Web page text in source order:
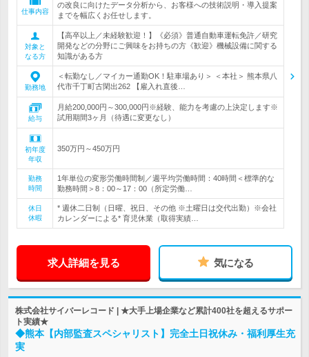
仕事内容
の改良に向けたデータ分析から、お客様への技術説明・導入提案
までを幅広くお任せします。
対象と
なる方
【高卒以上／未経験歓迎！】《必須》普通自動車運転免許／研究
開発などの分野にご興味をお持ちの方《歓迎》機械設備に関する
知識がある方
勤務地
＜転勤なし／マイカー通勤OK！駐車場あり＞ ＜本社＞ 熊本県八
代市千丁町古閑出262 【雇入れ直後…
給与
月給200,000円～300,000円※経験、能力を考慮の上決定します※
試用期間3ヶ月（待遇に変更なし）
初年度
年収
350万円～450万円
勤務
時間
1年単位の変形労働時間制／週平均労働時間：40時間＜標準的な
勤務時間＞8：00～17：00（所定労働…
休日
休暇
* 週休二日制（日曜、祝日、その他 ※土曜日は交代出勤）※会社
カレンダーによる* 育児休業（取得実績…
求人詳細を見る 気になる
株式会社サイバーレコード | ★大手上場企業など累計400社を超えるサポー
ト実績★
◆熊本【内部監査スペシャリスト】完全土日祝休み・福利厚生充
実